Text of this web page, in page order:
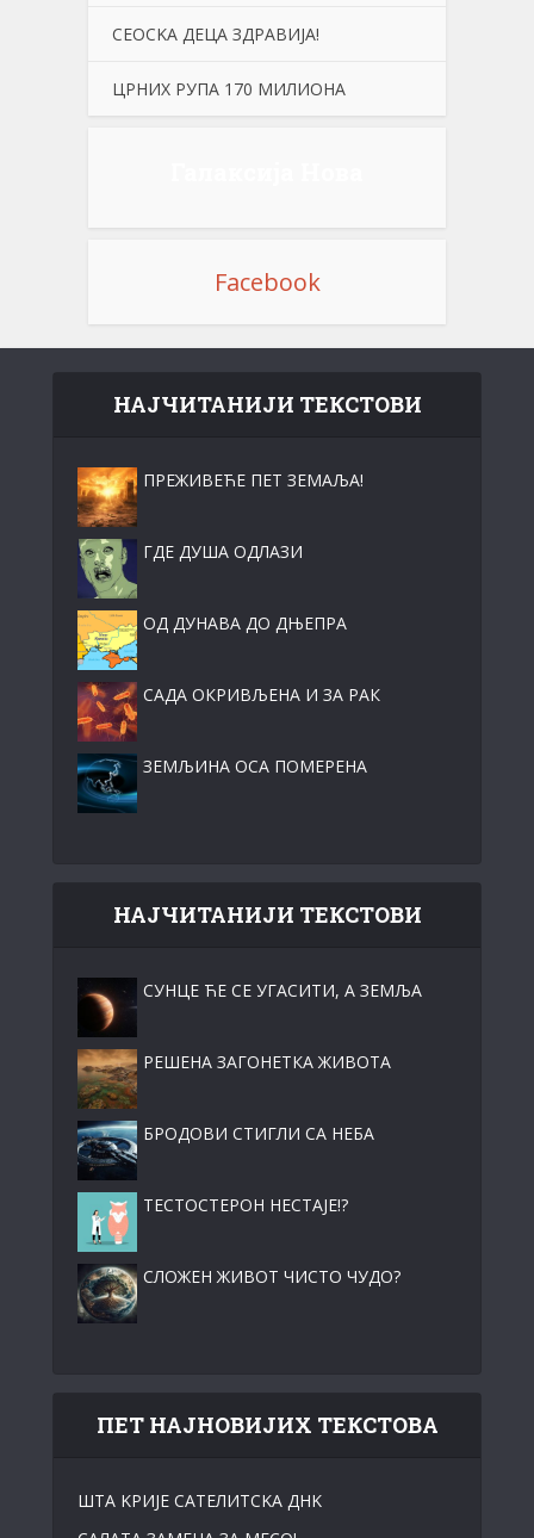
СЕОСKА ДЕЦА ЗДРАВИЈА!
ЦРНИХ РУПА 170 МИЛИОНА
Facebook
НАЈЧИТАНИЈИ ТЕКСТОВИ
ПРЕЖИВЕЋЕ ПЕТ ЗЕМАЉА!
ГДЕ ДУША ОДЛАЗИ
ОД ДУНАВА ДО ДЊЕПРА
САДА ОКРИВЉЕНА И ЗА РАК
ЗЕМЉИНА ОСА ПОМЕРЕНА
НАЈЧИТАНИЈИ ТЕКСТОВИ
СУНЦЕ ЋЕ СЕ УГАСИТИ, А ЗЕМЉА
РЕШЕНА ЗАГОНЕТКА ЖИВОТА
БРОДОВИ СТИГЛИ СА НЕБА
ТЕСТОСТЕРОН НЕСТАЈЕ!?
СЛОЖЕН ЖИВОТ ЧИСТО ЧУДО?
ПЕТ НАЈНОВИЈИХ ТЕКСТОВА
ШТА KРИЈЕ САТЕЛИТСKА ДНK